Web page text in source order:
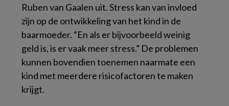
Ruben van Gaalen uit. Stress kan van invloed
zijn op de ontwikkeling van het kind in de
baarmoeder. “En als er bijvoorbeeld weinig
geld is, is er vaak meer stress.” De problemen
kunnen bovendien toenemen naarmate een
kind met meerdere risicofactoren te maken
krijgt.